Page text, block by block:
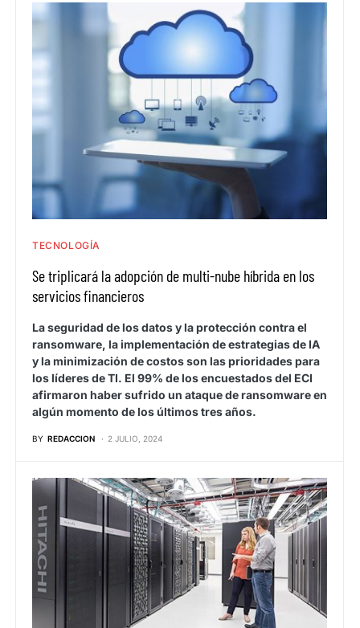
TECNOLOGÍA
Se triplicará la adopción de multi-nube híbrida en los
servicios financieros
La seguridad de los datos y la protección contra el
ransomware, la implementación de estrategias de IA
y la minimización de costos son las prioridades para
los líderes de TI. El 99% de los encuestados del ECI
afirmaron haber sufrido un ataque de ransomware en
algún momento de los últimos tres años.
BY REDACCION 2 JULIO, 2024